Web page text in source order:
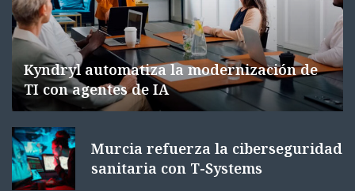
Kyndryl automatiza la modernización de
TI con agentes de IA
Murcia refuerza la ciberseguridad
sanitaria con T-Systems